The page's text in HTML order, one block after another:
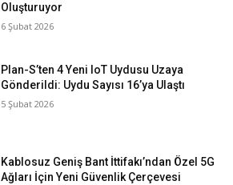
Oluşturuyor
6 Şubat 2026
Plan-S’ten 4 Yeni IoT Uydusu Uzaya
Gönderildi: Uydu Sayısı 16’ya Ulaştı
5 Şubat 2026
Kablosuz Geniş Bant İttifakı’ndan Özel 5G
Ağları İçin Yeni Güvenlik Çerçevesi